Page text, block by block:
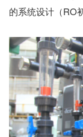
的系统设计（RO